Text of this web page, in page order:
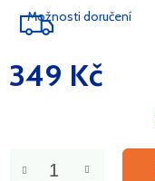
349 Kč
Měrná
cena:
Možnosti doručení